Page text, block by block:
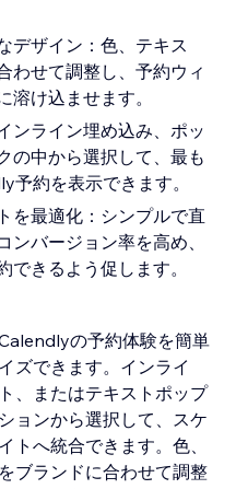
デザイン：色、テキス
わせて調整し、予約ウィ
溶け込ませます。
ンライン埋め込み、ポッ
の中から選択して、最も
予約を表示できます。
を最適化：シンプルで直
バージョン率を高め、
できるよう促します。
の予約体験を簡単
ズできます。インライ
、またはテキストポップ
ョンから選択して、スケ
トへ統合できます。色、
ブランドに合わせて調整